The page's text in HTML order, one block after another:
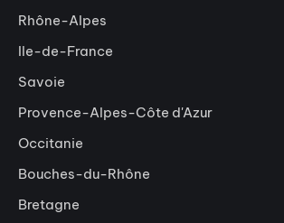
Rhône-Alpes
Ile-de-France
Savoie
Provence-Alpes-Côte d'Azur
Occitanie
Bouches-du-Rhône
Bretagne